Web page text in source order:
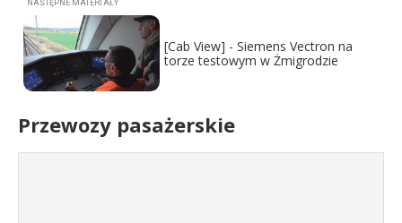
[Cab View] - Siemens Vectron na
torze testowym w Żmigrodzie
Przewozy pasażerskie